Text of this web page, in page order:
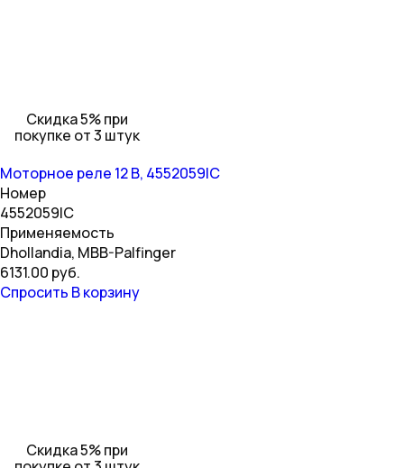
Скидка 5% при
покупке от 3 штук
Моторное реле 12 В, 4552059IC
Номер
4552059IC
Применяемость
Dhollandia, MBB-Palfinger
6131.00 руб.
Спросить В корзину
Скидка 5% при